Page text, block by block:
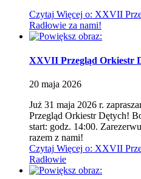
Czytaj Więcej o: XXVII
Radłowie za nami!
XXVII Przegląd Orkiestr
20 maja 2026
Już 31 maja 2026 r.
Przegląd Orkiestr Dętych!
start: godz. 14:00.
razem z nami!
Czytaj Więcej o: XXVII
Radłowie